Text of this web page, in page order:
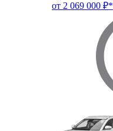
от 2 069 000 ₽*